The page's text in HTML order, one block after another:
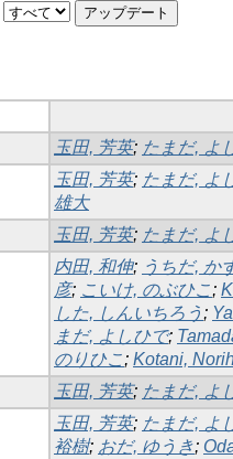
玉田, 芳英; たまだ, よ
玉田, 芳英; たまだ, よ
雄大
玉田, 芳英; たまだ, よ
内田, 和伸; うちだ, か
彦; こいけ, のぶひこ;
した, しんいちろう ;
まだ, よしひで;
のりひこ; Kotani,
玉田, 芳英; たまだ, よ
玉田, 芳英; たまだ, よ
裕樹; おだ, ゆうき;